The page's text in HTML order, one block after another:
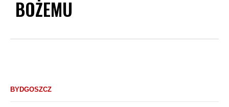
BOŻEMU
BYDGOSZCZ